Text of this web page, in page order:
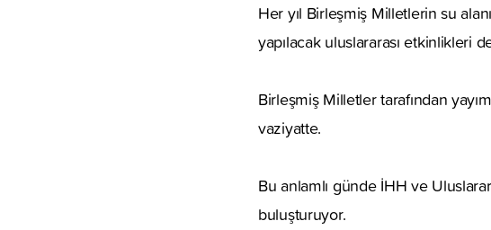
Her yıl Birleşmiş Milletlerin su
yapılacak uluslararası etkinlikleri
Birleşmiş Milletler tarafından
vaziyatte.
Bu anlamlı günde İHH ve
buluşturuyor.